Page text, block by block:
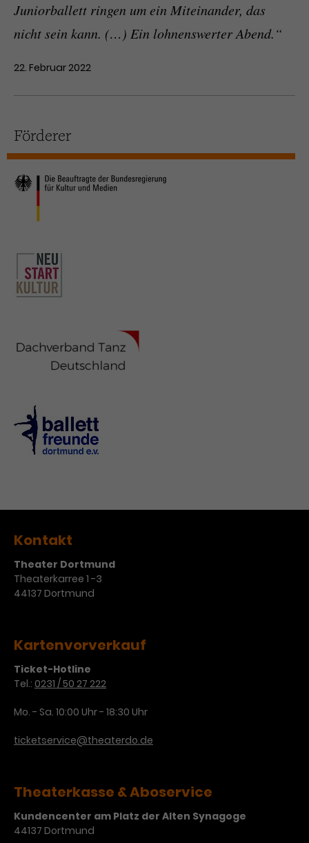
Juniorballett ringen um ein Miteinander, das
nicht sein kann. (…) Ein lohnenswerter Abend.“
22. Februar 2022
Förderer
Kontakt
Theater Dortmund
Theaterkarree 1 -3
44137 Dortmund
Kartenvorverkauf
Ticket-Hotline
Tel.: 0231 / 50 27 222
Mo. - Sa. 10:00 Uhr - 18:30 Uhr
ticketservice@theaterdo.de
Theaterkasse & Aboservice
Kundencenter am Platz der Alten Synagoge
44137 Dortmund